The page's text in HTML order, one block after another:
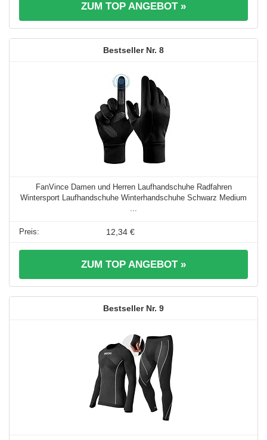
ZUM TOP ANGEBOT »
8
FanVince Damen und Herren Laufhandschuhe Radfahren
Wintersport Laufhandschuhe Winterhandschuhe Schwarz Medium
...
12,34 €
ZUM TOP ANGEBOT »
9